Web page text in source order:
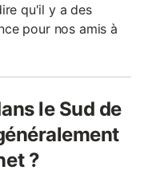
qu'il y a des
pour nos amis à
le Sud de
?